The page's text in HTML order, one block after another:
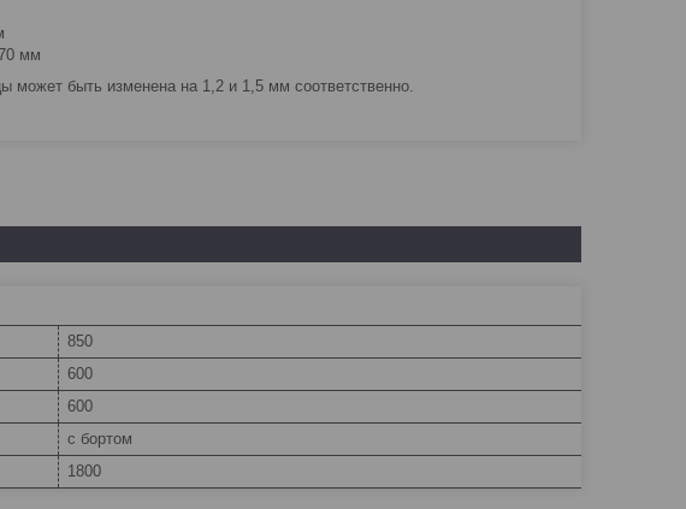
мм
быть изменена на 1,2 и 1,5 мм соответственно.
850
600
600
с бортом
1800